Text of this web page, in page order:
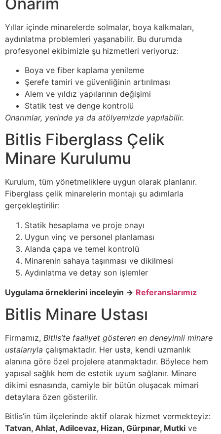
Yıllar içinde minarelerde solmalar, boya kalkmaları,
aydınlatma problemleri yaşanabilir. Bu durumda
profesyonel ekibimizle şu hizmetleri veriyoruz:
Boya ve fiber kaplama yenileme
Şerefe tamiri ve güvenliğinin artırılması
Alem ve yıldız yapılarının değişimi
Statik test ve denge kontrolü
Onarımlar, yerinde ya da atölyemizde yapılabilir.
Bitlis Fiberglass Çelik
Minare Kurulumu
Kurulum, tüm yönetmeliklere uygun olarak planlanır.
Fiberglass çelik minarelerin montajı şu adımlarla
gerçekleştirilir:
Statik hesaplama ve proje onayı
Uygun vinç ve personel planlaması
Alanda çapa ve temel kontrolü
Minarenin sahaya taşınması ve dikilmesi
Aydınlatma ve detay son işlemler
Uygulama örneklerini inceleyin → Referanslarımız
Bitlis Minare Ustası
Firmamız, Bitlis’te faaliyet gösteren en deneyimli minare
ustalarıyla çalışmaktadır. Her usta, kendi uzmanlık
alanına göre özel projelere atanmaktadır. Böylece hem
yapısal sağlık hem de estetik uyum sağlanır. Minare
dikimi esnasında, camiyle bir bütün oluşacak mimari
detaylara özen gösterilir.
Bitlis’in tüm ilçelerinde aktif olarak hizmet vermekteyiz:
Tatvan, Ahlat, Adilcevaz, Hizan, Gürpınar, Mutki ve